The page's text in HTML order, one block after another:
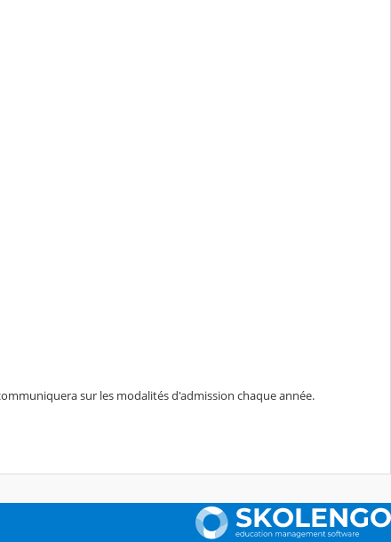
sur les modalités d'admission chaque année.